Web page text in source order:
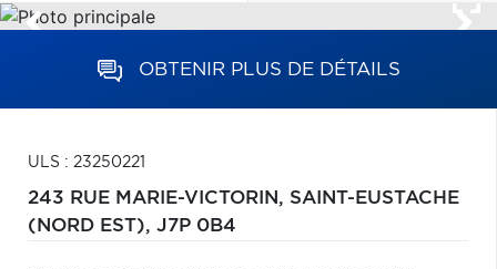
OBTENIR PLUS DE DÉTAILS
ULS : 23250221
243 RUE MARIE-VICTORIN, SAINT-EUSTACHE
(NORD EST), J7P 0B4